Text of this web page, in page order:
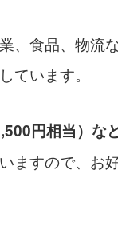
、食品、物流
ています。
円相当）な
ますので、お